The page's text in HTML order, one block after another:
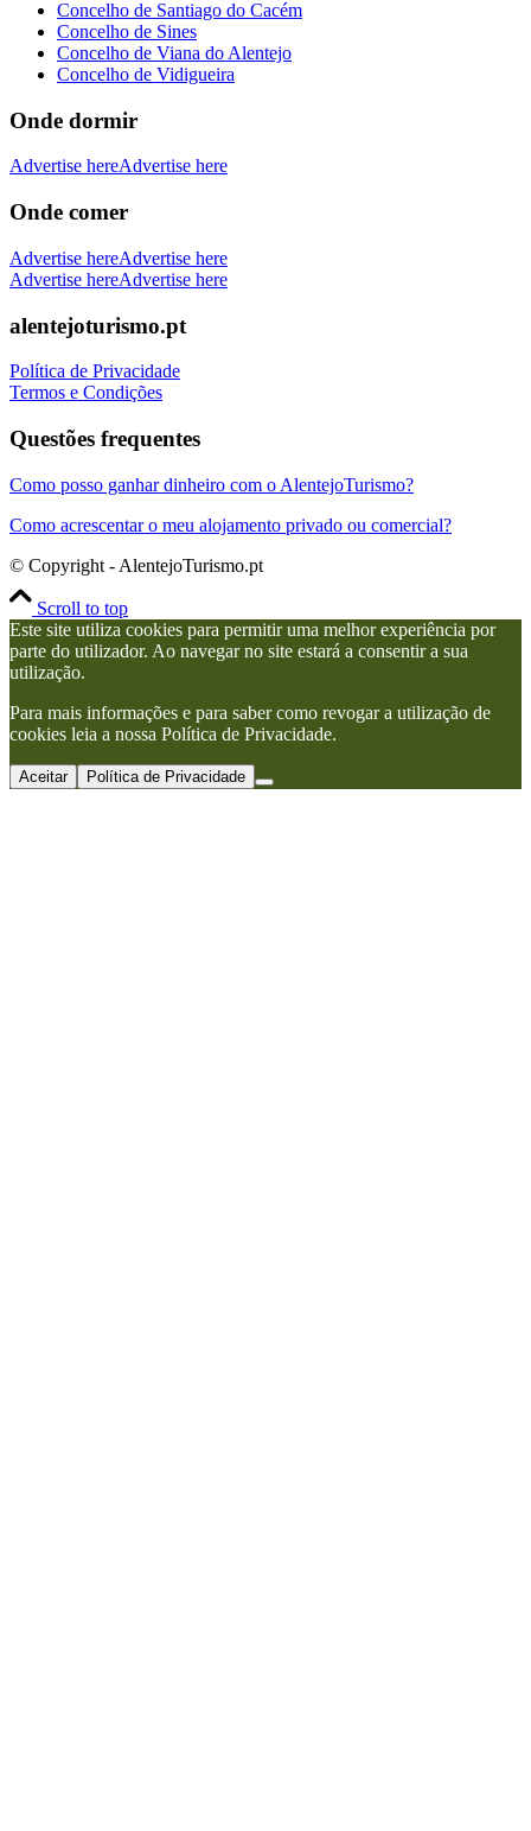
Concelho de Santiago do Cacém
Concelho de Sines
Concelho de Viana do Alentejo
Concelho de Vidigueira
Onde dormir
Advertise hereAdvertise here
Onde comer
Advertise hereAdvertise here
Advertise hereAdvertise here
alentejoturismo.pt
Política de Privacidade
Termos e Condições
Questões frequentes
Como posso ganhar dinheiro com o AlentejoTurismo?
Como acrescentar o meu alojamento privado ou comercial?
© Copyright - AlentejoTurismo.pt
Scroll to top
Este site utiliza cookies para permitir uma melhor experiência por
parte do utilizador. Ao navegar no site estará a consentir a sua
utilização.
Para mais informações e para saber como revogar a utilização de
cookies leia a nossa Política de Privacidade.
Aceitar Política de Privacidade